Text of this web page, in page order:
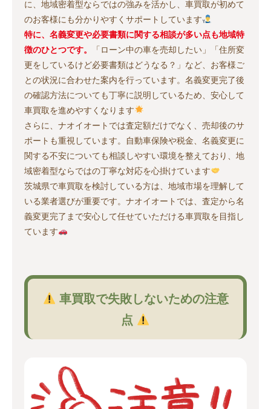
に、地域密着型ならではの強みを活かし、車買取が初めて
のお客様にも分かりやすくサポートしています
特に、名義変更や必要書類に関する相談が多い点も地域特
徴のひとつです。
「ローン中の車を売却したい」「住所変
更をしているけど必要書類はどうなる？」など、お客様ご
との状況に合わせた案内を行っています。名義変更完了後
の確認方法についても丁寧に説明しているため、安心して
車買取を進めやすくなります
さらに、ナオイオートでは査定額だけでなく、売却後のサ
ポートも重視しています。自動車保険や税金、名義変更に
関する不安についても相談しやすい環境を整えており、地
域密着型ならではの丁寧な対応を心掛けています
茨城県で車買取を検討している方は、地域市場を理解して
いる業者選びが重要です。ナオイオートでは、査定から名
義変更完了まで安心して任せていただける車買取を目指し
ています
車買取で失敗しないための注意
点